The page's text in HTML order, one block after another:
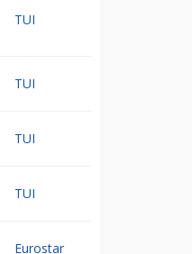
TUI
TUI
TUI
TUI
Eurostar